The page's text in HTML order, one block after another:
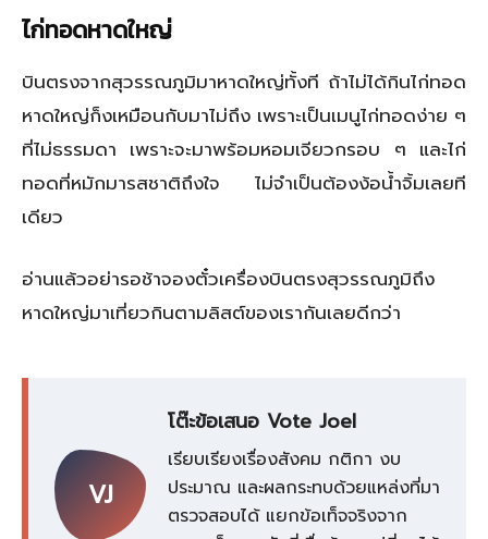
ไก่ทอดหาดใหญ่
บินตรงจากสุวรรณภูมิมาหาดใหญ่ทั้งที ถ้าไม่ได้กินไก่ทอด
หาดใหญ่ก็งเหมือนกับมาไม่ถึง เพราะเป็นเมนูไก่ทอดง่าย ๆ
ที่ไม่ธรรมดา เพราะจะมาพร้อมหอมเจียวกรอบ ๆ และไก่
ทอดที่หมักมารสชาติถึงใจ ไม่จำเป็นต้องง้อน้ำจิ้มเลยที
เดียว
อ่านแล้วอย่ารอช้าจองตั๋วเครื่องบินตรงสุวรรณภูมิถึง
หาดใหญ่มาเที่ยวกินตามลิสต์ของเรากันเลยดีกว่า
VJ
โต๊ะข้อเสนอ Vote Joel
เรียบเรียงเรื่องสังคม กติกา งบ
ประมาณ และผลกระทบด้วยแหล่งที่มา
ตรวจสอบได้ แยกข้อเท็จจริงจาก